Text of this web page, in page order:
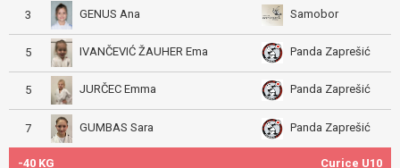
3
GENUS Ana Samobor
5 IVANČEVIĆ ŽAUHER Ema Panda Zaprešić
5 JURČEC Emma Panda Zaprešić
7 GUMBAS Sara Panda Zaprešić
-40 KG Curice U10